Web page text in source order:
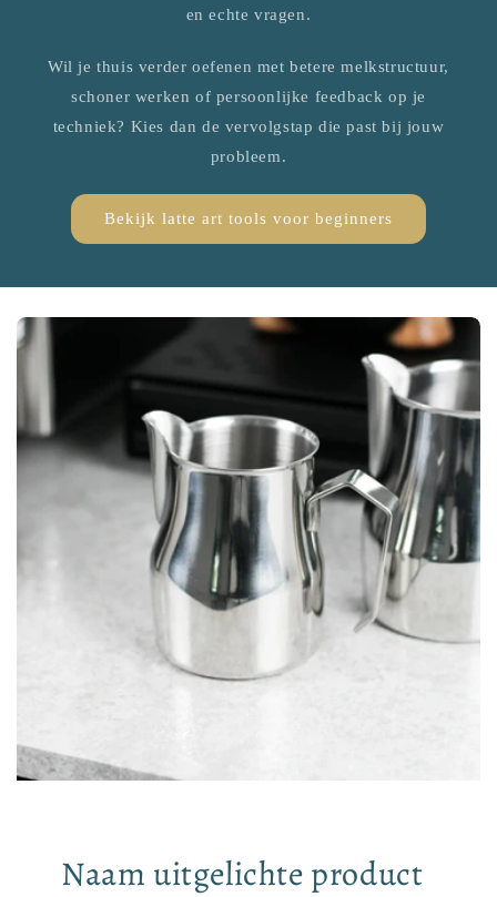
en echte vragen.
Wil je thuis verder oefenen met betere melkstructuur,
schoner werken of persoonlijke feedback op je
techniek? Kies dan de vervolgstap die past bij jouw
probleem.
Bekijk latte art tools voor beginners
Naam uitgelichte product